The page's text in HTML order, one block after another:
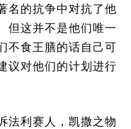
名的抗争中对抗了他
但这并不是他们唯一
不食王膳的话自己可
议对他们的计划进行
法利赛人，凯撒之物